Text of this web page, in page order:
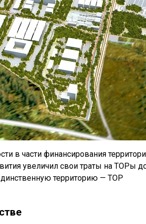
в части финансирования
увеличил свои траты на ТОРы
территорию — ТОР